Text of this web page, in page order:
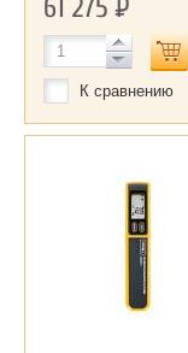
61 275Р
К сравнению